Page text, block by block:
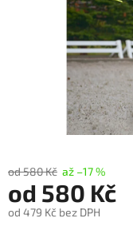
od 580 Kč až –17 %
od 580 Kč
od 479 Kč bez DPH